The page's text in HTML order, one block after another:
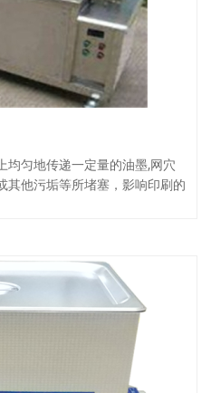
均匀地传递一定量的油墨,网穴
其他污垢等所堵塞，影响印刷的